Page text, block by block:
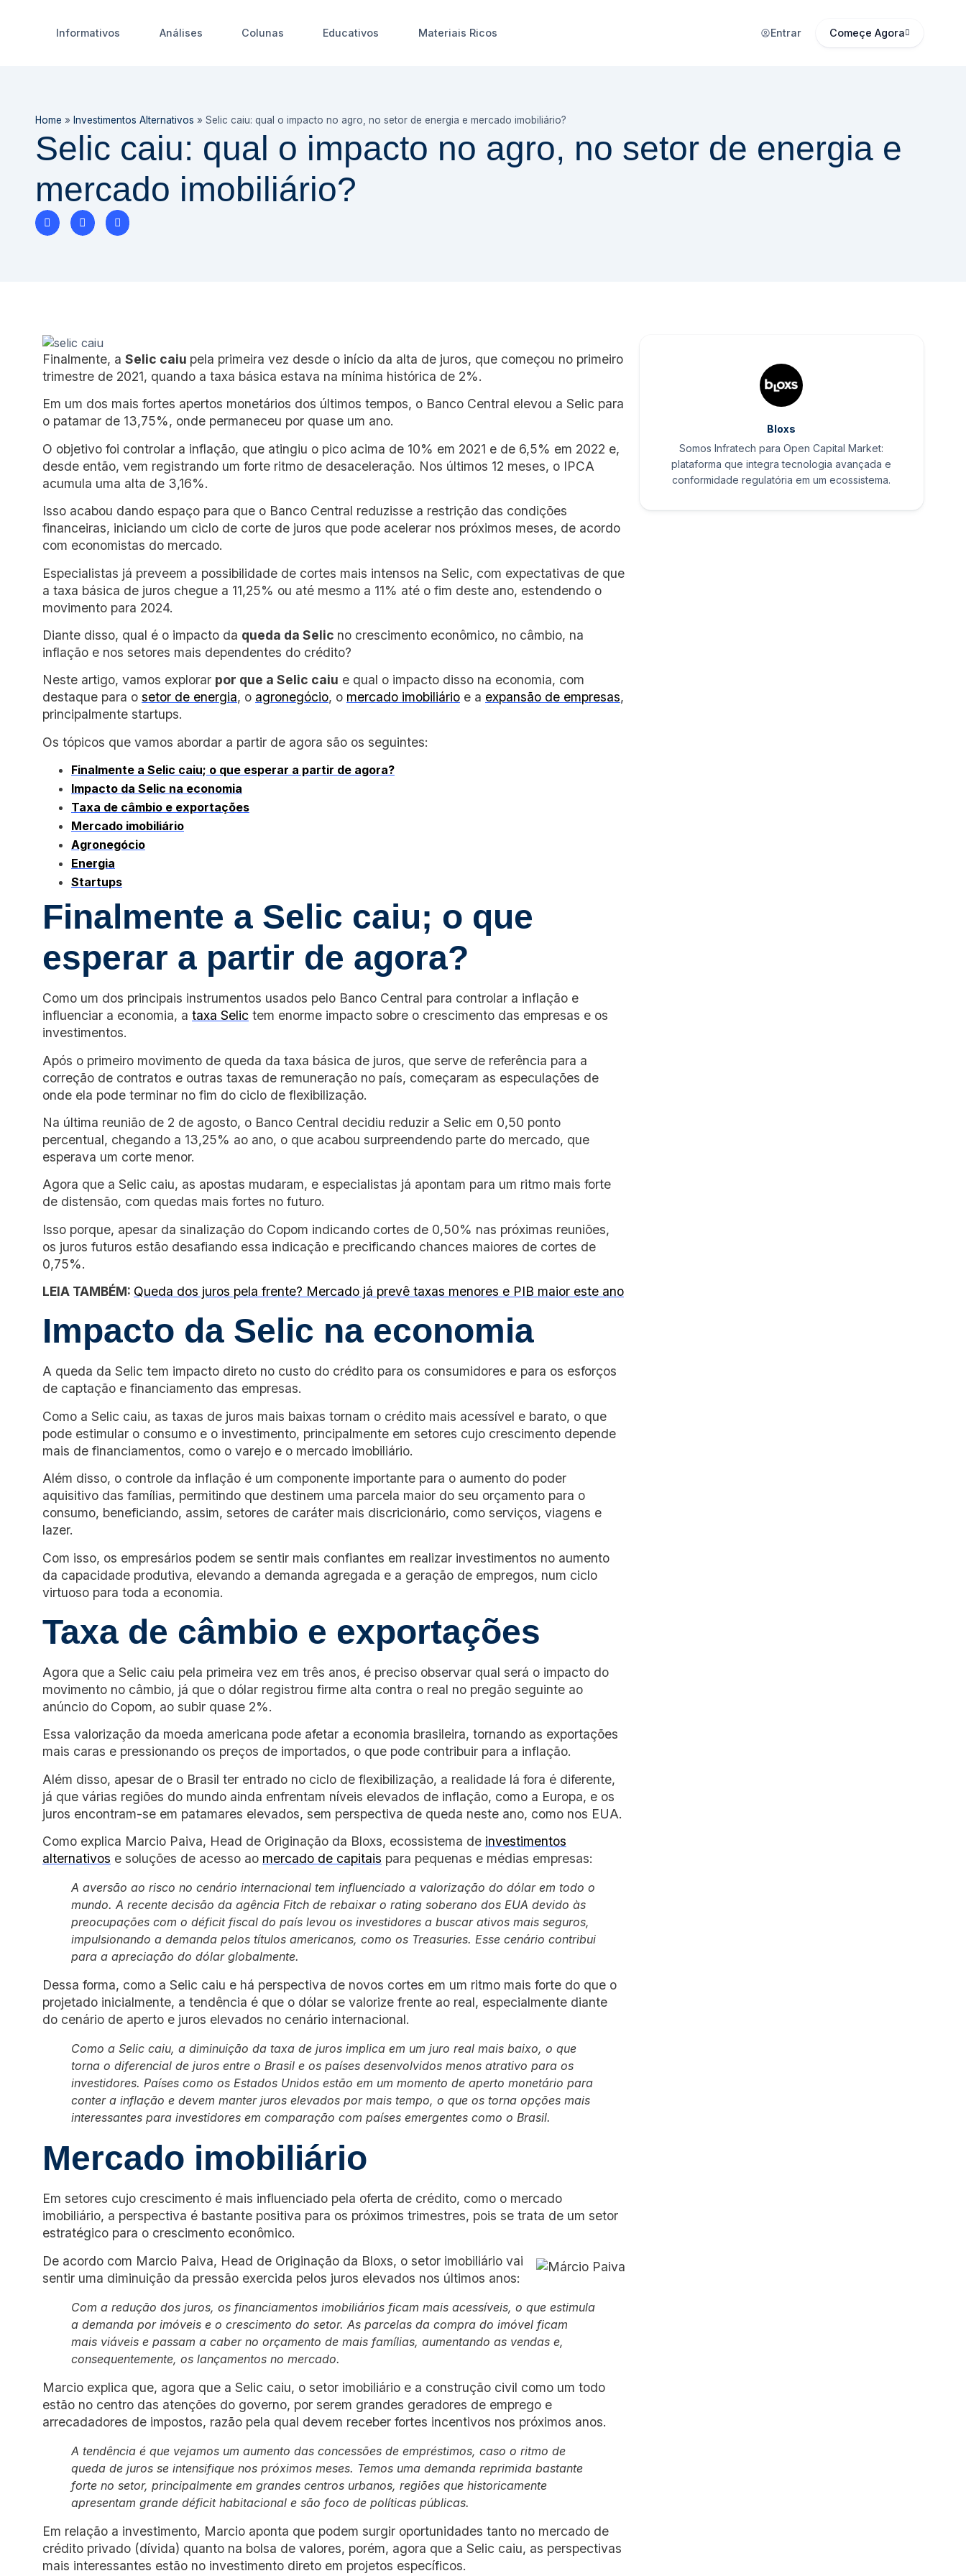
Informativos Análises Colunas Educativos Materiais Ricos Entrar Começe Agora
Home » Investimentos Alternativos » Selic caiu: qual o impacto no agro, no setor de energia e mercado imobiliário?
Selic caiu: qual o impacto no agro, no setor de energia e
mercado imobiliário?
Finalmente, a Selic caiu pela primeira vez desde o início da alta de juros, que começou no primeiro
trimestre de 2021, quando a taxa básica estava na mínima histórica de 2%.
Em um dos mais fortes apertos monetários dos últimos tempos, o Banco Central elevou a Selic para
o patamar de 13,75%, onde permaneceu por quase um ano.
O objetivo foi controlar a inflação, que atingiu o pico acima de 10% em 2021 e de 6,5% em 2022 e,
desde então, vem registrando um forte ritmo de desaceleração. Nos últimos 12 meses, o IPCA
acumula uma alta de 3,16%.
Isso acabou dando espaço para que o Banco Central reduzisse a restrição das condições
financeiras, iniciando um ciclo de corte de juros que pode acelerar nos próximos meses, de acordo
com economistas do mercado.
Especialistas já preveem a possibilidade de cortes mais intensos na Selic, com expectativas de que
a taxa básica de juros chegue a 11,25% ou até mesmo a 11% até o fim deste ano, estendendo o
movimento para 2024.
Diante disso, qual é o impacto da queda da Selic no crescimento econômico, no câmbio, na
inflação e nos setores mais dependentes do crédito?
Neste artigo, vamos explorar por que a Selic caiu e qual o impacto disso na economia, com
destaque para o setor de energia, o agronegócio, o mercado imobiliário e a expansão de empresas,
principalmente startups.
Os tópicos que vamos abordar a partir de agora são os seguintes:
Finalmente a Selic caiu; o que esperar a partir de agora?
Impacto da Selic na economia
Taxa de câmbio e exportações
Mercado imobiliário
Agronegócio
Energia
Startups
Finalmente a Selic caiu; o que
esperar a partir de agora?
Como um dos principais instrumentos usados pelo Banco Central para controlar a inflação e
influenciar a economia, a taxa Selic tem enorme impacto sobre o crescimento das empresas e os
investimentos.
Após o primeiro movimento de queda da taxa básica de juros, que serve de referência para a
correção de contratos e outras taxas de remuneração no país, começaram as especulações de
onde ela pode terminar no fim do ciclo de flexibilização.
Na última reunião de 2 de agosto, o Banco Central decidiu reduzir a Selic em 0,50 ponto
percentual, chegando a 13,25% ao ano, o que acabou surpreendendo parte do mercado, que
esperava um corte menor.
Agora que a Selic caiu, as apostas mudaram, e especialistas já apontam para um ritmo mais forte
de distensão, com quedas mais fortes no futuro.
Isso porque, apesar da sinalização do Copom indicando cortes de 0,50% nas próximas reuniões,
os juros futuros estão desafiando essa indicação e precificando chances maiores de cortes de
0,75%.
LEIA TAMBÉM: Queda dos juros pela frente? Mercado já prevê taxas menores e PIB maior este ano
Impacto da Selic na economia
A queda da Selic tem impacto direto no custo do crédito para os consumidores e para os esforços
de captação e financiamento das empresas.
Como a Selic caiu, as taxas de juros mais baixas tornam o crédito mais acessível e barato, o que
pode estimular o consumo e o investimento, principalmente em setores cujo crescimento depende
mais de financiamentos, como o varejo e o mercado imobiliário.
Além disso, o controle da inflação é um componente importante para o aumento do poder
aquisitivo das famílias, permitindo que destinem uma parcela maior do seu orçamento para o
consumo, beneficiando, assim, setores de caráter mais discricionário, como serviços, viagens e
lazer.
Com isso, os empresários podem se sentir mais confiantes em realizar investimentos no aumento
da capacidade produtiva, elevando a demanda agregada e a geração de empregos, num ciclo
virtuoso para toda a economia.
Taxa de câmbio e exportações
Agora que a Selic caiu pela primeira vez em três anos, é preciso observar qual será o impacto do
movimento no câmbio, já que o dólar registrou firme alta contra o real no pregão seguinte ao
anúncio do Copom, ao subir quase 2%.
Essa valorização da moeda americana pode afetar a economia brasileira, tornando as exportações
mais caras e pressionando os preços de importados, o que pode contribuir para a inflação.
Além disso, apesar de o Brasil ter entrado no ciclo de flexibilização, a realidade lá fora é diferente,
já que várias regiões do mundo ainda enfrentam níveis elevados de inflação, como a Europa, e os
juros encontram-se em patamares elevados, sem perspectiva de queda neste ano, como nos EUA.
Como explica Marcio Paiva, Head de Originação da Bloxs, ecossistema de investimentos
alternativos e soluções de acesso ao mercado de capitais para pequenas e médias empresas:
A aversão ao risco no cenário internacional tem influenciado a valorização do dólar em todo o
mundo. A recente decisão da agência Fitch de rebaixar o rating soberano dos EUA devido às
preocupações com o déficit fiscal do país levou os investidores a buscar ativos mais seguros,
impulsionando a demanda pelos títulos americanos, como os Treasuries. Esse cenário contribui
para a apreciação do dólar globalmente.
Dessa forma, como a Selic caiu e há perspectiva de novos cortes em um ritmo mais forte do que o
projetado inicialmente, a tendência é que o dólar se valorize frente ao real, especialmente diante
do cenário de aperto e juros elevados no cenário internacional.
Como a Selic caiu, a diminuição da taxa de juros implica em um juro real mais baixo, o que
torna o diferencial de juros entre o Brasil e os países desenvolvidos menos atrativo para os
investidores. Países como os Estados Unidos estão em um momento de aperto monetário para
conter a inflação e devem manter juros elevados por mais tempo, o que os torna opções mais
interessantes para investidores em comparação com países emergentes como o Brasil.
Mercado imobiliário
Em setores cujo crescimento é mais influenciado pela oferta de crédito, como o mercado
imobiliário, a perspectiva é bastante positiva para os próximos trimestres, pois se trata de um setor
estratégico para o crescimento econômico.
De acordo com Marcio Paiva, Head de Originação da Bloxs, o setor imobiliário vai
sentir uma diminuição da pressão exercida pelos juros elevados nos últimos anos:
Com a redução dos juros, os financiamentos imobiliários ficam mais acessíveis, o que estimula
a demanda por imóveis e o crescimento do setor. As parcelas da compra do imóvel ficam
mais viáveis e passam a caber no orçamento de mais famílias, aumentando as vendas e,
consequentemente, os lançamentos no mercado.
Marcio explica que, agora que a Selic caiu, o setor imobiliário e a construção civil como um todo
estão no centro das atenções do governo, por serem grandes geradores de emprego e
arrecadadores de impostos, razão pela qual devem receber fortes incentivos nos próximos anos.
A tendência é que vejamos um aumento das concessões de empréstimos, caso o ritmo de
queda de juros se intensifique nos próximos meses. Temos uma demanda reprimida bastante
forte no setor, principalmente em grandes centros urbanos, regiões que historicamente
apresentam grande déficit habitacional e são foco de políticas públicas.
Em relação a investimento, Marcio aponta que podem surgir oportunidades tanto no mercado de
crédito privado (dívida) quanto na bolsa de valores, porém, agora que a Selic caiu, as perspectivas
mais interessantes estão no investimento direto em projetos específicos.
Bloxs
Somos Infratech para Open Capital Market:
plataforma que integra tecnologia avançada e
conformidade regulatória em um ecossistema.